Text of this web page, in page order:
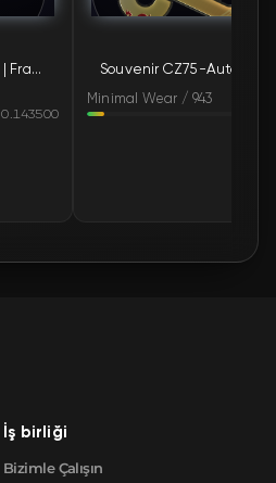
$0.95🛒
$0.95🛒
Souvenir CZ75-Auto | Framework (Minimal Wear)
0.143500
Minimal Wear / 943
İş birliği
Bizimle Çalışın